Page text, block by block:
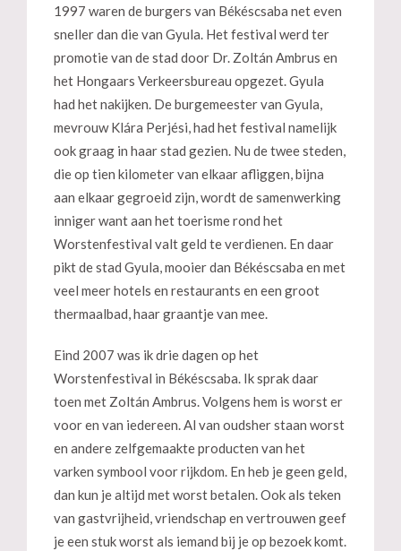
1997 waren de burgers van Békéscsaba net even
sneller dan die van Gyula. Het festival werd ter
promotie van de stad door Dr. Zoltán Ambrus en
het Hongaars Verkeersbureau opgezet. Gyula
had het nakijken. De burgemeester van Gyula,
mevrouw Klára Perjési, had het festival namelijk
ook graag in haar stad gezien. Nu de twee steden,
die op tien kilometer van elkaar afliggen, bijna
aan elkaar gegroeid zijn, wordt de samenwerking
inniger want aan het toerisme rond het
Worstenfestival valt geld te verdienen. En daar
pikt de stad Gyula, mooier dan Békéscsaba en met
veel meer hotels en restaurants en een groot
thermaalbad, haar graantje van mee.
Eind 2007 was ik drie dagen op het
Worstenfestival in Békéscsaba. Ik sprak daar
toen met Zoltán Ambrus. Volgens hem is worst er
voor en van iedereen. Al van oudsher staan worst
en andere zelfgemaakte producten van het
varken symbool voor rijkdom. En heb je geen geld,
dan kun je altijd met worst betalen. Ook als teken
van gastvrijheid, vriendschap en vertrouwen geef
je een stuk worst als iemand bij je op bezoek komt.